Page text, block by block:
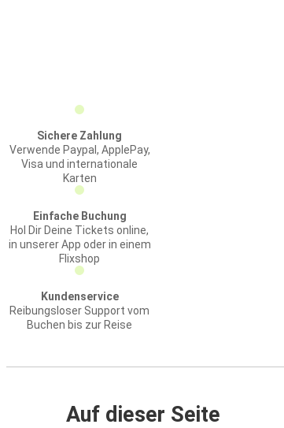
Sichere Zahlung
Verwende Paypal, ApplePay,
Visa und internationale
Karten
Einfache Buchung
Hol Dir Deine Tickets online,
in unserer App oder in einem
Flixshop
Kundenservice
Reibungsloser Support vom
Buchen bis zur Reise
Auf dieser Seite